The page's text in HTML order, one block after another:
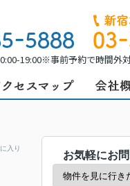
19:00※事前予約で時間
入り
お気軽にお